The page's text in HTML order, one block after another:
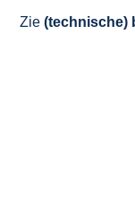
Zie (technische)